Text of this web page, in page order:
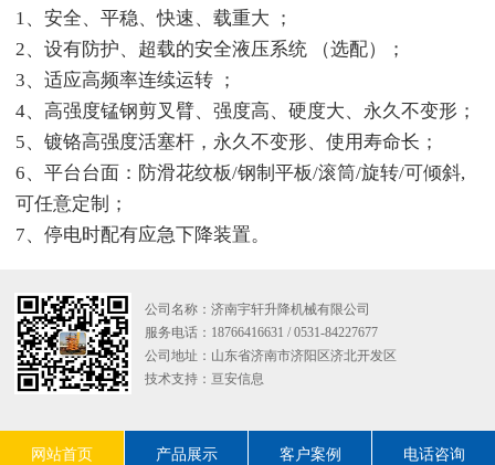
1、安全、平稳、快速、载重大 ；
2、设有防护、超载的安全液压系统 （选配）；
3、适应高频率连续运转 ；
4、高强度锰钢剪叉臂、强度高、硬度大、永久不变形；
5、镀铬高强度活塞杆，永久不变形、使用寿命长；
6、平台台面：防滑花纹板/钢制平板/滚筒/旋转/可倾斜,
可任意定制；
7、停电时配有应急下降装置。
公司名称：济南宇轩升降机械有限公司
服务电话：18766416631 / 0531-84227677
公司地址：山东省济南市济阳区济北开发区
技术支持： 亘安信息
网站首页 产品展示 客户案例 电话咨询